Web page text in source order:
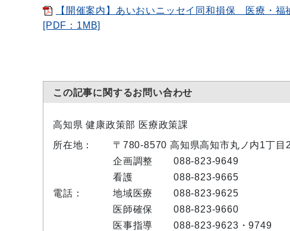
【開催案内】あいおいニッセイ同和損保 医療・
[PDF：1MB]
この記事に関するお問い合わせ
高知県 健康政策部 医療政策課
所在地：
〒780-8570 高知県高知市丸ノ内1丁目
電話：
企画調整
088-823-9649
看護
088-823-9665
地域医療
088-823-9625
医師確保
088-823-9660
医事指導
088-823-9623・9749